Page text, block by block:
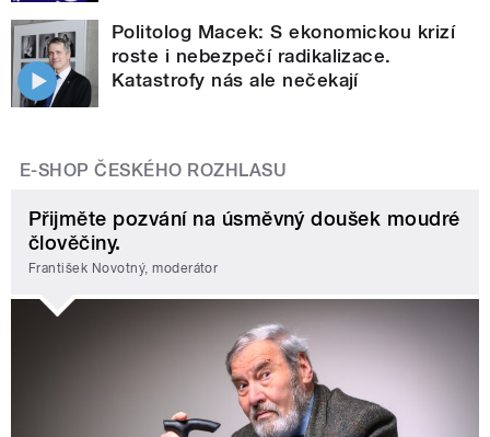
Politolog Macek: S ekonomickou krizí
roste i nebezpečí radikalizace.
Katastrofy nás ale nečekají
E-SHOP ČESKÉHO ROZHLASU
Přijměte pozvání na úsměvný doušek moudré
člověčiny.
František Novotný, moderátor